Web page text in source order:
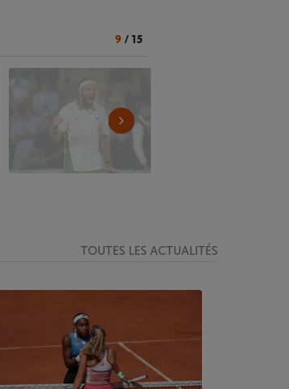
9/ 15
TOUTES LES ACTUALITÉS